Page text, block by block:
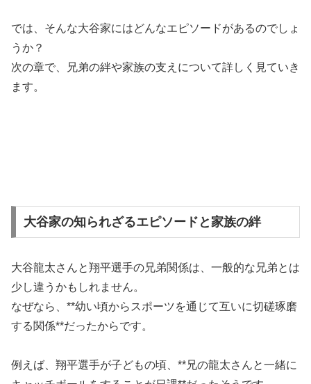
では、そんな大谷家にはどんなエピソードがあるのでしょ
うか？
次の章で、兄弟の絆や家族の支えについて詳しく見ていき
ます。
大谷家の知られざるエピソードと家族の絆
大谷龍太さんと翔平選手の兄弟関係は、一般的な兄弟とは
少し違うかもしれません。
なぜなら、**幼い頃からスポーツを通じて互いに切磋琢磨
する関係**だったからです。
例えば、翔平選手が子どもの頃、**兄の龍太さんと一緒に